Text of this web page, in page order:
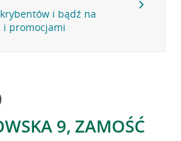
i bądź na
i promocjami
9, ZAMOŚĆ